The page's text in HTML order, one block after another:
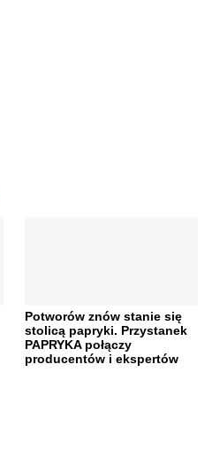
Potworów znów stanie się
stolicą papryki. Przystanek
PAPRYKA połączy
producentów i ekspertów